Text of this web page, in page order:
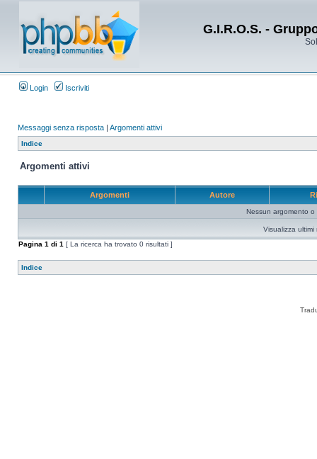
G.I.R.O.S. -
Login Iscriviti
Messaggi senza risposta | Argomenti attivi
Indice
Argomenti attivi
Argomenti Autore
Nessun argomento o
Visualizza ultimi
Pagina 1 di 1 [ La ricerca ha trovato 0 risultati ]
Indice